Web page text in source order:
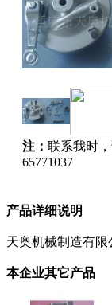
注： 联系我时
65771037
产品详细说明
天奥机械制造有限
本企业其它产品